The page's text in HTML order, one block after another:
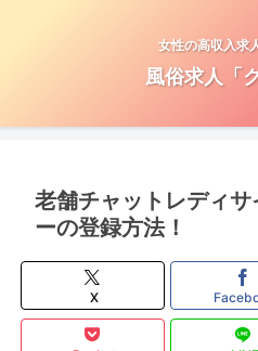
女性の高収入求
風俗求人「
老舗チャットレディ
ーの登録方法！
X